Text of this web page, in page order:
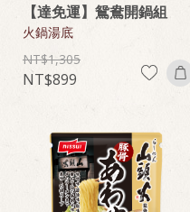
【達免運】鴛鴦開鍋組
火鍋湯底
1,305
899